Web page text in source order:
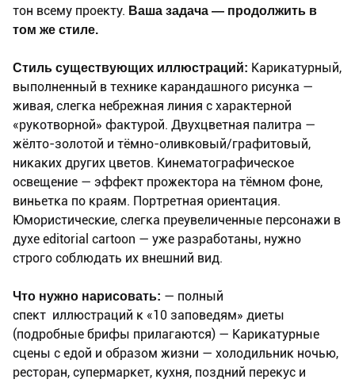
тон всему проекту. Ваша задача — продолжить в
том же стиле.
Стиль существующих иллюстраций: Карикатурный,
выполненный в технике карандашного рисунка —
живая, слегка небрежная линия с характерной
«рукотворной» фактурой. Двухцветная палитра —
жёлто-золотой и тёмно-оливковый/графитовый,
никаких других цветов. Кинематографическое
освещение — эффект прожектора на тёмном фоне,
виньетка по краям. Портретная ориентация.
Юмористические, слегка преувеличенные персонажи в
духе editorial cartoon — уже разработаны, нужно
строго соблюдать их внешний вид.
Что нужно нарисовать: — полный
спект иллюстраций к «10 заповедям» диеты
(подробные брифы прилагаются) — Карикатурные
сцены с едой и образом жизни — холодильник ночью,
ресторан, супермаркет, кухня, поздний перекус и